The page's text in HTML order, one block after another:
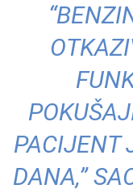
PACIJENT
DANA,”